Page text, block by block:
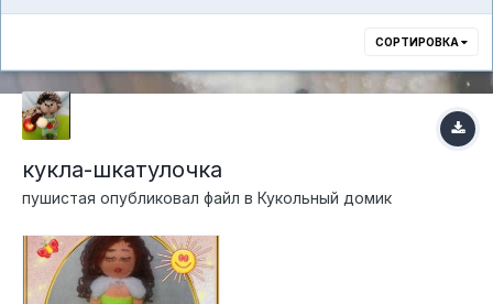
СОРТИРОВКА
кукла-шкатулочка
пушистая опубликовал файл в Кукольный домик